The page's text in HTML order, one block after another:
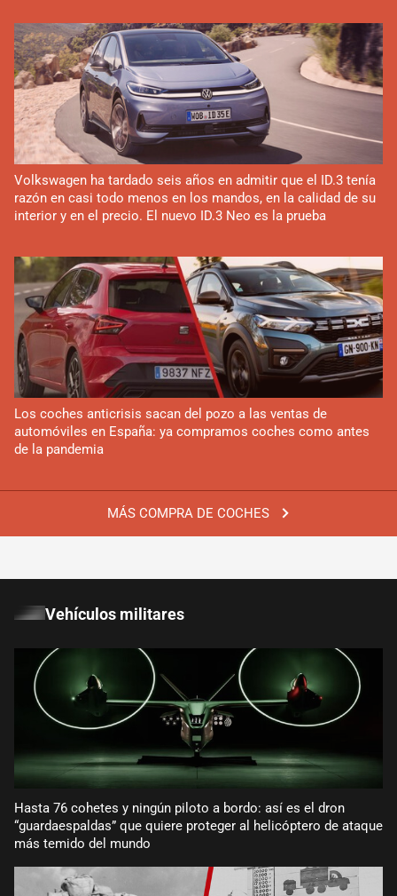
MÁS COMPRA DE COCHES
Volkswagen ha tardado seis años en admitir que el ID.3 tenía
razón en casi todo menos en los mandos, en la calidad de su
interior y en el precio. El nuevo ID.3 Neo es la prueba
Los coches anticrisis sacan del pozo a las ventas de
automóviles en España: ya compramos coches como antes
de la pandemia
Vehículos militares
Hasta 76 cohetes y ningún piloto a bordo: así es el dron
“guardaespaldas” que quiere proteger al helicóptero de ataque
más temido del mundo